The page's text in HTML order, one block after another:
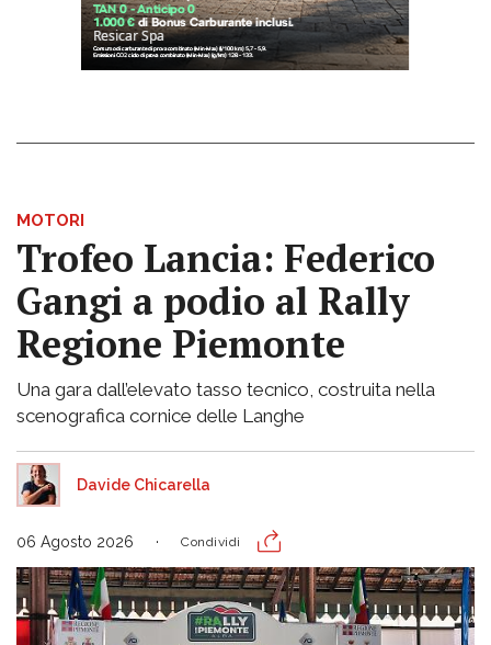
MOTORI
Trofeo Lancia: Federico
Gangi a podio al Rally
Regione Piemonte
Una gara dall’elevato tasso tecnico, costruita nella
scenografica cornice delle Langhe
Davide Chicarella
06 Agosto 2026 Condividi